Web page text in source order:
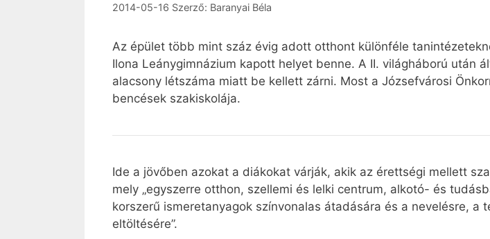
2014-05-16 Szerző: Baranyai Béla
Az épület több mint száz évig adott otthont különféle
Ilona Leánygimnázium kapott helyet benne. A II. világháború után
alacsony létszáma miatt be kellett zárni. Most a Józsefvárosi
bencések szakiskolája.
Ide a jövőben azokat a diákokat várják, akik az érettségi mellett
mely „egyszerre otthon, szellemi és lelki centrum, alkotó- és
korszerű ismeretanyagok színvonalas átadására és a nevelésre,
eltöltésére”.